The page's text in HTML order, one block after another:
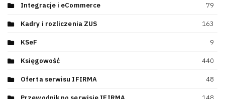
Integracje i eCommerce 79
Kadry i rozliczenia ZUS 163
KSeF 9
Księgowość 440
Oferta serwisu IFIRMA 48